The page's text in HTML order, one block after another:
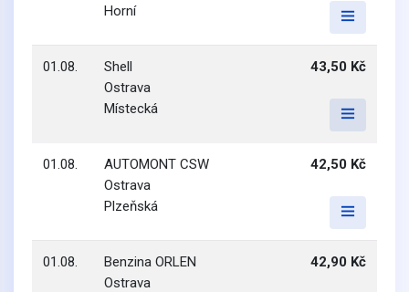
Horní
01.08.
Shell
Ostrava
Místecká
43,50 Kč
01.08.
AUTOMONT CSW
Ostrava
Plzeňská
42,50 Kč
01.08.
Benzina ORLEN
Ostrava
42,90 Kč